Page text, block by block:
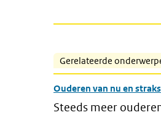
Gerelateerde
Ouderen van nu en straks
Steeds meer